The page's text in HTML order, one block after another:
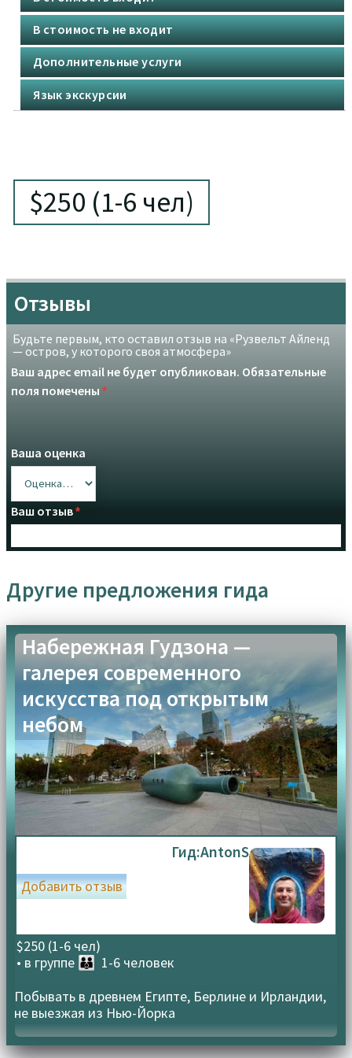
В стоимость не входит
Дополнительные услуги
Язык экскурсии
$250 (1-6 чел)
Отзывы
Будьте первым, кто оставил отзыв на «Рузвельт Айленд
— остров, у которого своя атмосфера»
Ваш адрес email не будет опубликован. Обязательные
поля помечены *
Ваша оценка
Ваш отзыв*
Upload up to 3 images or videos
Имя * Email*
Сохранить моё имя, email и адрес сайта в этом
браузере для последующих моих комментариев.
Я прочитал и согласен с Условиями использования и
Политикой конфиденциальности.Политика
конфиденциальности
Другие предложения гида
Набережная Гудзона —
галерея современного
искусства под открытым
небом
Гид:AntonS
$250 (1-6 чел)
• в группе 👪 1-6 человек
Добавить отзыв
Побывать в древнем Египте, Берлине и Ирландии,
не выезжая из Нью-Йорка